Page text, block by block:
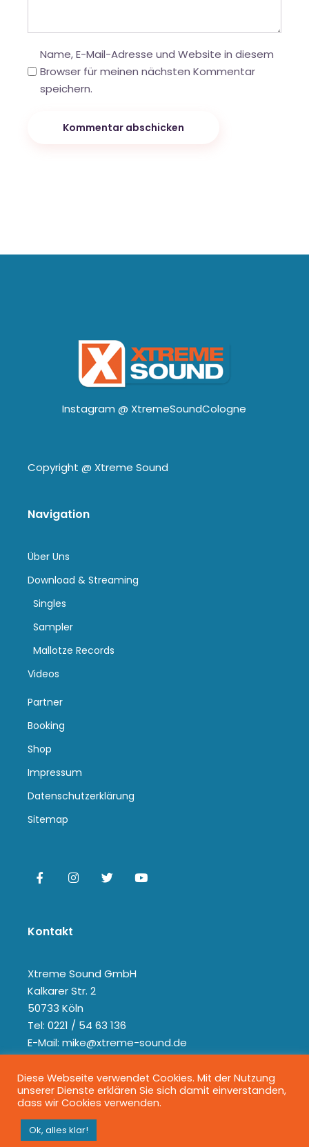
Name, E-Mail-Adresse und Website in diesem
Browser für meinen nächsten Kommentar
speichern.
Kommentar abschicken
Instagram @ XtremeSoundCologne
Copyright @ Xtreme Sound
Navigation
Über Uns
Download & Streaming
Singles
Sampler
Mallotze Records
Videos
Partner
Booking
Shop
Impressum
Datenschutzerklärung
Sitemap
Kontakt
Xtreme Sound GmbH
Kalkarer Str. 2
50733 Köln
Tel: 0221 / 54 63 136
E-Mail: mike@xtreme-sound.de
Diese Webseite verwendet Cookies. Mit der Nutzung
unserer Dienste erklären Sie sich damit einverstanden,
dass wir Cookies verwenden.
Ok, alles klar!